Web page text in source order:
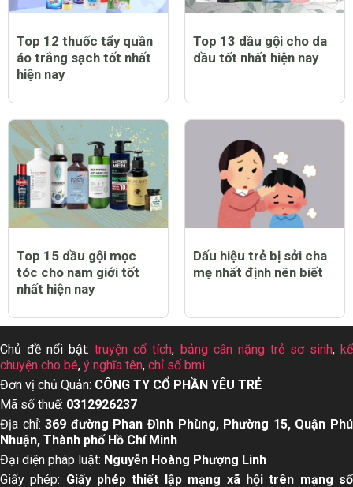
Top 12 thuốc tẩy quần
áo trắng sạch tốt nhất
hiện nay
Top 13 dầu gội cho da
dầu tốt nhất hiện nay
Top 15 dầu gội mọc
tóc cho nam giới tốt
nhất hiện nay
Dấu hiệu trẻ bị sởi cha
mẹ nhất định nên biết
Chủ đề nổi bật:truyện cổ tích, bảng cân nặng trẻ sơ sinh, kể
chuyện cho bé, ý nghĩa tên, chỉ số bmi
Đơn vị chủ Quản: CÔNG TY CỔ PHẦN YÊU TRẺ
Mã số thuế: 0312926237
Địa chỉ:369 đường Phan Đình Phùng, Phường 15, Quận Phú
Nhuận, Thành phố Hồ Chí Minh
Đại diện pháp luật: Nguyễn Hoàng Phượng Linh
Giấy phép: Giấy phép thiết lập mạng xã hội trên mạng số